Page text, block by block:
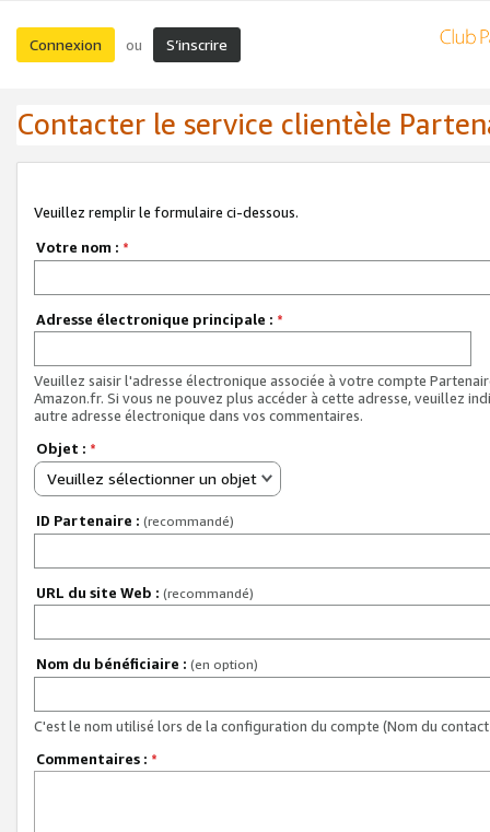
Connexion ou S’inscrire
Contacter le service clientèle
Veuillez remplir le formulaire ci-dessous.
Votre nom : *
Adresse électronique principale : *
Veuillez saisir l'adresse électronique associée à votre compte
Amazon.fr. Si vous ne pouvez plus accéder à cette adresse, veuillez
autre adresse électronique dans vos commentaires.
Objet : *
Veuillez sélectionner un objet
ID Partenaire : (recommandé)
URL du site Web : (recommandé)
Nom du bénéficiaire : (en option)
C'est le nom utilisé lors de la configuration du compte (Nom du
Commentaires : *